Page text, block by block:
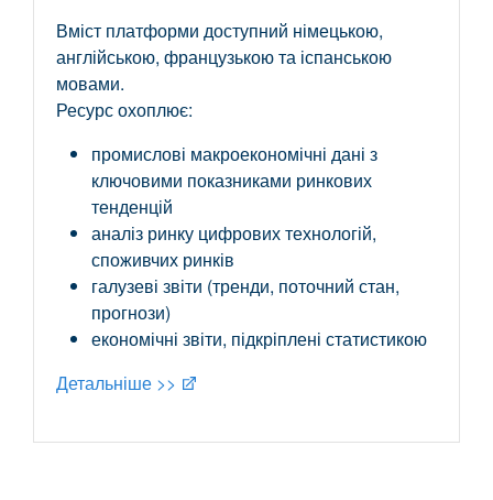
Вміст платформи доступний німецькою,
англійською, французькою та іспанською
мовами.
Ресурс охоплює:
промислові макроекономічні дані з
ключовими показниками ринкових
тенденцій
аналіз ринку цифрових технологій,
споживчих ринків
галузеві звіти (тренди, поточний стан,
прогнози)
економічні звіти, підкріплені статистикою
Детальніше >>